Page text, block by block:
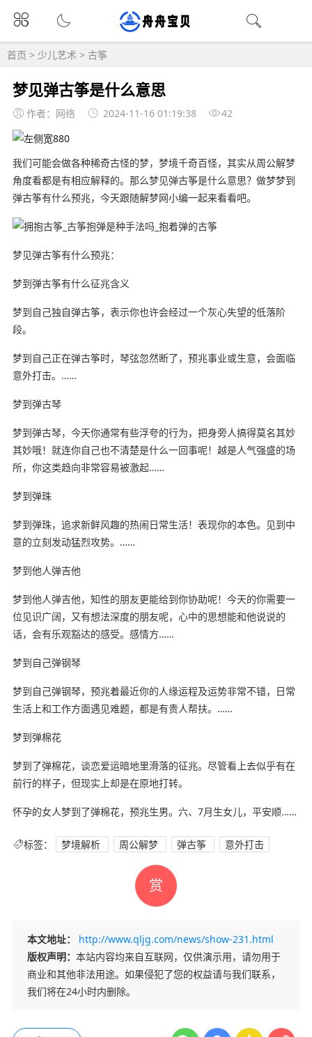
首页 > 少儿艺术 > 古筝
梦见弹古筝是什么意思
作者：网络 2024-11-16 01:19:38 42
我们可能会做各种稀奇古怪的梦，梦境千奇百怪，其实从周公解梦
角度看都是有相应解释的。那么梦见弹古筝是什么意思？做梦梦到
弹古筝有什么预兆，今天跟随解梦网小编一起来看看吧。
梦见弹古筝有什么预兆：
梦到弹古筝有什么征兆含义
梦到自己独自弹古筝，表示你也许会经过一个灰心失望的低落阶
段。
梦到自己正在弹古筝时，琴弦忽然断了，预兆事业或生意，会面临
意外打击。……
梦到弹古琴
梦到弹古琴，今天你通常有些浮夸的行为，把身旁人搞得莫名其妙
其妙哦！就连你自己也不清楚是什么一回事呢！越是人气强盛的场
所，你这类趋向非常容易被激起……
梦到弹珠
梦到弹珠，追求新鲜风趣的热闹日常生活！表现你的本色。见到中
意的立刻发动猛烈攻势。……
梦到他人弹吉他
梦到他人弹吉他，知性的朋友更能给到你协助呢！今天的你需要一
位见识广阔，又有想法深度的朋友呢，心中的思想能和他说说的
话，会有乐观豁达的感受。感情方……
梦到自己弹钢琴
梦到自己弹钢琴，预兆着最近你的人缘运程及运势非常不错，日常
生活上和工作方面遇见难题，都是有贵人帮扶。……
梦到弹棉花
梦到了弹棉花，谈恋爱运暗地里滑落的征兆。尽管看上去似乎有在
前行的样子，但现实上却是在原地打转。
怀孕的女人梦到了弹棉花，预兆生男。六、7月生女儿，平安顺……
标签： 梦境解析 周公解梦 弹古筝 意外打击
赏
本文地址：
http://www.qljg.com/news/show-231.html
版权声明： 本站内容均来自互联网，仅供演示用，请勿用于
商业和其他非法用途。如果侵犯了您的权益请与我们联系，
我们将在24小时内删除。